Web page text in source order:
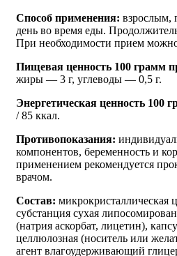
Способ применения: взрослым,
день во время еды.
При необходимости прием
Пищевая ценность 100 грамм
жиры — 3 г, углеводы — 0,5 г.
Энергетическая ценность 100
/ 85 ккал.
Противопоказания:
компонентов, беременность и
применением рекомендуется
врачом.
Состав: микрокристаллическая
субстанция сухая
(натрия аскорбат, лицетин),
целлюлозная (носитель или
агент влагоудерживающий